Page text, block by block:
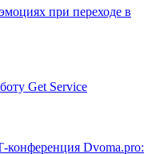
при переходе в
Get Service
Dvoma.pro: